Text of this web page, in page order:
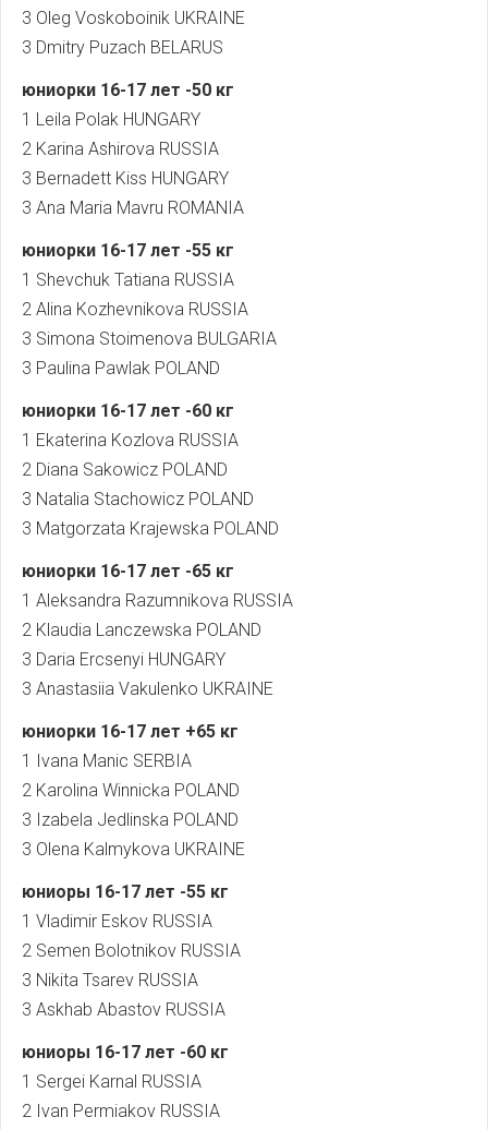
3 Oleg Voskoboinik UKRAINE
3 Dmitry Puzach BELARUS
юниорки 16-17 лет -50 кг
1 Leila Polak HUNGARY
2 Karina Ashirova RUSSIA
3 Bernadett Kiss HUNGARY
3 Ana Maria Mavru ROMANIA
юниорки 16-17 лет -55 кг
1 Shevchuk Tatiana RUSSIA
2 Alina Kozhevnikova RUSSIA
3 Simona Stoimenova BULGARIA
3 Paulina Pawlak POLAND
юниорки 16-17 лет -60 кг
1 Ekaterina Kozlova RUSSIA
2 Diana Sakowicz POLAND
3 Natalia Stachowicz POLAND
3 Matgorzata Krajewska POLAND
юниорки 16-17 лет -65 кг
1 Aleksandra Razumnikova RUSSIA
2 Klaudia Lanczewska POLAND
3 Daria Ercsenyi HUNGARY
3 Anastasiia Vakulenko UKRAINE
юниорки 16-17 лет +65 кг
1 Ivana Manic SERBIA
2 Karolina Winnicka POLAND
3 Izabela Jedlinska POLAND
3 Olena Kalmykova UKRAINE
юниоры 16-17 лет -55 кг
1 Vladimir Eskov RUSSIA
2 Semen Bolotnikov RUSSIA
3 Nikita Tsarev RUSSIA
3 Askhab Abastov RUSSIA
юниоры 16-17 лет -60 кг
1 Sergei Karnal RUSSIA
2 Ivan Permiakov RUSSIA